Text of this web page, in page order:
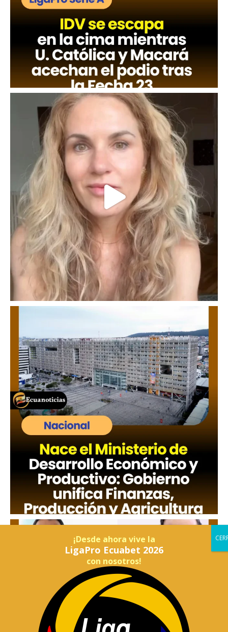
¡Desde ahora vive la
LigaPro Ecuabet 2026
con nosotros!